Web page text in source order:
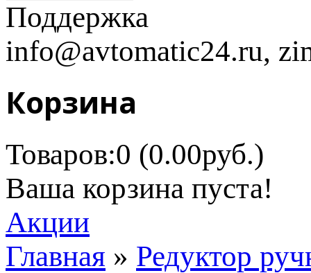
Поддержка
info@avtomatic24.ru,
Корзина
Товаров:0 (0.00руб.)
Ваша корзина пуста!
Акции
Главная » Редуктор